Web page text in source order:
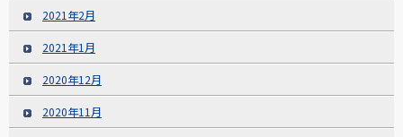
2021年2月
2021年1月
2020年12月
2020年11月